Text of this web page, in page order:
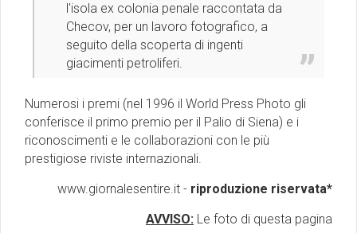
l'isola ex colonia penale raccontata da
Checov, per un lavoro fotografico, a
seguito della scoperta di ingenti
giacimenti petroliferi.
Numerosi i premi (nel 1996 il World Press Photo gli
conferisce il primo premio per il Palio di Siena) e i
riconoscimenti e le collaborazioni con le più
prestigiose riviste internazionali.
www.giornalesentire.it - riproduzione riservata*
AVVISO: Le foto di questa pagina